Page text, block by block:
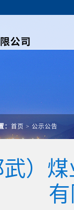
： 首页 > 公示公告
）